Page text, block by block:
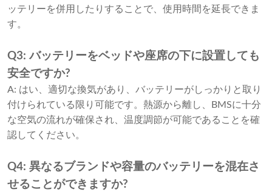
ッテリーを併用したりすることで、使用時間を延長できま
す。
Q3: バッテリーをベッドや座席の下に設置しても
安全ですか?
A: はい、適切な換気があり、バッテリーがしっかりと取り
付けられている限り可能です。熱源から離し、BMSに十分
な空気の流れが確保され、温度調節が可能であることを確
認してください。
Q4: 異なるブランドや容量のバッテリーを混在さ
せることができますか?